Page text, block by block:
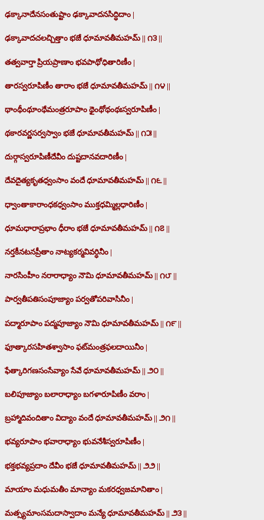
ఢక్కానాదేనసంతుష్టాం ఢక్కావాదనసిద్ధిదాం |
ఢక్కావాదచలచ్చిత్తాం భజే ధూమావతీమహమ్ || ౧౩ ||
తత్వవార్తా ప్రియప్రాణాం భవపాథోధితారిణీం |
తారస్వరూపిణీం తారాం భజే ధూమావతీమహమ్ || ౧౪ ||
థాంథీంథూంథేమంత్రరూపాం థైంథోథంథఃస్వరూపిణీం |
థకారవర్ణసర్వస్వాం భజే ధూమావతీమహమ్ || ౧౫ ||
దుర్గాస్వరూపిణీదేవీం దుష్టదానవదారిణీం |
దేవదైత్యకృతధ్వంసాం వందే ధూమావతీమహమ్ || ౧౬ ||
ధ్వాంతాకారాంధకధ్వంసాం ముక్తధమ్మిల్లధారిణీం |
ధూమధారాప్రభాం ధీరాం భజే ధూమావతీమహమ్ || ౧౭ ||
నర్తకీనటనప్రీతాం నాట్యకర్మవివర్ధినీం |
నారసింహీం నరారాధ్యాం నౌమి ధూమావతీమహమ్ || ౧౮ ||
పార్వతీపతిసంపూజ్యాం పర్వతోపరివాసినీం |
పద్మారూపాం పద్మపూజ్యాం నౌమి ధూమావతీమహమ్ || ౧౯ ||
ఫూత్కారసహితశ్వాసాం ఫట్‍మంత్రఫలదాయినీం |
ఫేత్కారిగణసంసేవ్యాం సేవే ధూమావతీమహమ్ || ౨౦ ||
బలిపూజ్యాం బలారాధ్యాం బగళారూపిణీం వరాం |
బ్రహ్మాదివందితాం విద్యాం వందే ధూమావతీమహమ్ || ౨౧ ||
భవ్యరూపాం భవారాధ్యాం భువనేశీస్వరూపిణీం |
భక్తభవ్యప్రదాం దేవీం భజే ధూమావతీమహమ్ || ౨౨ ||
మాయాం మధుమతీం మాన్యాం మకరధ్వజమానితాం |
మత్స్యమాంసమదాస్వాదాం మన్యే ధూమావతీమహమ్ || ౨౩ ||